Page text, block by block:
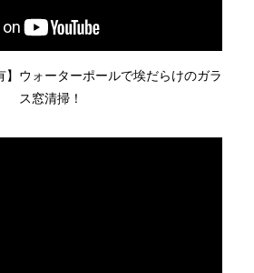
】ウォーターポールで埃だらけのガラ
ス窓清掃！